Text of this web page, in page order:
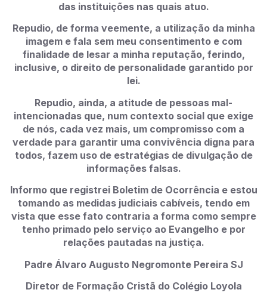
das instituições nas quais atuo.
Repudio, de forma veemente, a utilização da minha
imagem e fala sem meu consentimento e com
finalidade de lesar a minha reputação, ferindo,
inclusive, o direito de personalidade garantido por
lei.
Repudio, ainda, a atitude de pessoas mal-
intencionadas que, num contexto social que exige
de nós, cada vez mais, um compromisso com a
verdade para garantir uma convivência digna para
todos, fazem uso de estratégias de divulgação de
informações falsas.
Informo que registrei Boletim de Ocorrência e estou
tomando as medidas judiciais cabíveis, tendo em
vista que esse fato contraria a forma como sempre
tenho primado pelo serviço ao Evangelho e por
relações pautadas na justiça.
Padre Álvaro Augusto Negromonte Pereira SJ
Diretor de Formação Cristã do Colégio Loyola